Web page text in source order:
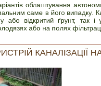
облаштування
саме в його випадку.
або відкритий ґрунт, так і
або на полях
КАНАЛІЗАЦІЇ